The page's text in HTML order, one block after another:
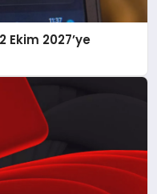
Ekim 2027’ye